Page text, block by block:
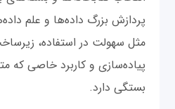
پردازش بزرگ داده‌ها و علم
مثل سهولت در استفاده،
پیاده‌سازی و کاربرد خاصی که
بستگی دارد.